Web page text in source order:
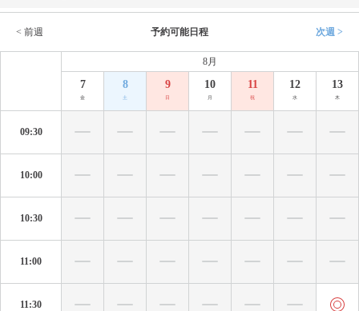
< 前週 予約可能日程 次週 >
8月
7
金
8
土
9
日
10
月
11
祝
12
水
13
木
09:30
10:00
10:30
11:00
11:30